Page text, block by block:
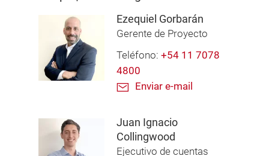
Ezequiel Gorbarán
Gerente de Proyecto
Teléfono: +54 11 7078
4800
Enviar e-mail
Juan Ignacio
Collingwood
Ejecutivo de cuentas